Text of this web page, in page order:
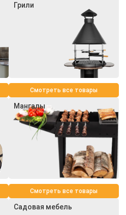
Грили
Смотреть все товары
Мангалы
Смотреть все товары
Садовая мебель